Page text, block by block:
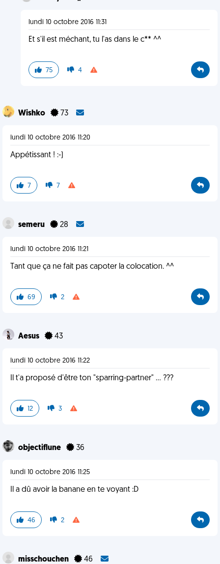
lundi 10 octobre 2016 11:31
Et s'il est méchant, tu l'as dans le c** ^^
75 4
Wishko 73
lundi 10 octobre 2016 11:20
Appétissant ! :-)
7 7
semeru 28
lundi 10 octobre 2016 11:21
Tant que ça ne fait pas capoter la colocation. ^^
69 2
Aesus 43
lundi 10 octobre 2016 11:22
Il t'a proposé d'être ton "sparring-partner" ... ???
12 3
objectiflune 36
lundi 10 octobre 2016 11:25
Il a dû avoir la banane en te voyant :D
46 2
misschouchen 46